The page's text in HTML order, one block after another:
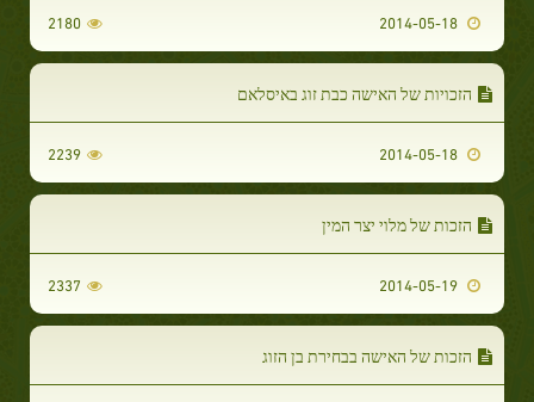
2180
הזכויות של האישה כבת זוג באיסלאם
2239
הזכות של מלוי יצר המין
2337
הזכות של האישה בבחירת בן הזוג